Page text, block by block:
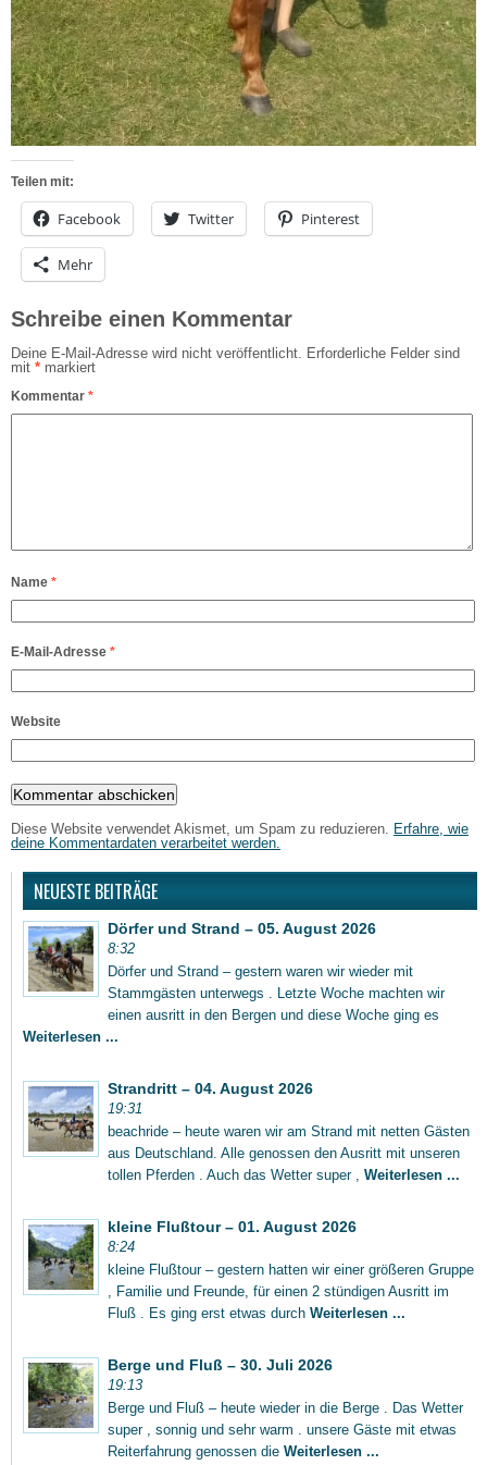
Teilen mit:
Facebook Twitter Pinterest
Mehr
Schreibe einen Kommentar
Deine E-Mail-Adresse wird nicht veröffentlicht. Erforderliche Felder sind
mit * markiert
Kommentar *
Name *
E-Mail-Adresse *
Website
Diese Website verwendet Akismet, um Spam zu reduzieren. Erfahre, wie
deine Kommentardaten verarbeitet werden.
NEUESTE BEITRÄGE
Dörfer und Strand – 05. August 2026
8:32
Dörfer und Strand – gestern waren wir wieder mit
Stammgästen unterwegs . Letzte Woche machten wir
einen ausritt in den Bergen und diese Woche ging es
Weiterlesen ...
Strandritt – 04. August 2026
19:31
beachride – heute waren wir am Strand mit netten Gästen
aus Deutschland. Alle genossen den Ausritt mit unseren
tollen Pferden . Auch das Wetter super , Weiterlesen ...
kleine Flußtour – 01. August 2026
8:24
kleine Flußtour – gestern hatten wir einer größeren Gruppe
, Familie und Freunde, für einen 2 stündigen Ausritt im
Fluß . Es ging erst etwas durch Weiterlesen ...
Berge und Fluß – 30. Juli 2026
19:13
Berge und Fluß – heute wieder in die Berge . Das Wetter
super , sonnig und sehr warm . unsere Gäste mit etwas
Reiterfahrung genossen die Weiterlesen ...